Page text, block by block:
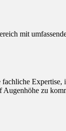
mit
zu